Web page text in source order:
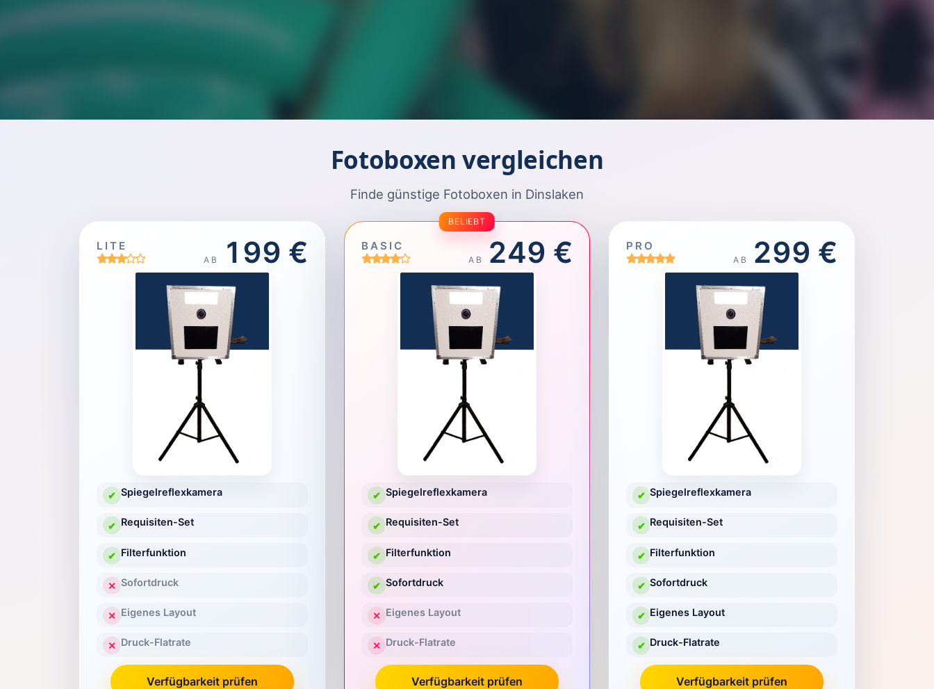
Fotoboxen vergleichen
Finde günstige Fotoboxen in Dinslaken
LITE
AB 199 €
✔ Spiegelreflexkamera
✔ Requisiten-Set
✔ Filterfunktion
✕ Sofortdruck
✕ Eigenes Layout
✕ Druck-Flatrate
Verfügbarkeit prüfen
BELIEBT
BASIC
AB 249 €
✔ Spiegelreflexkamera
✔ Requisiten-Set
✔ Filterfunktion
✔ Sofortdruck
✕ Eigenes Layout
✕ Druck-Flatrate
Verfügbarkeit prüfen
PRO
AB 299 €
✔ Spiegelreflexkamera
✔ Requisiten-Set
✔ Filterfunktion
✔ Sofortdruck
✔ Eigenes Layout
✔ Druck-Flatrate
Verfügbarkeit prüfen